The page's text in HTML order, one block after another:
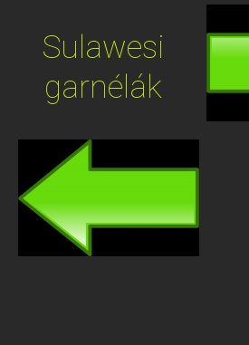
Sulawesi
garnélák